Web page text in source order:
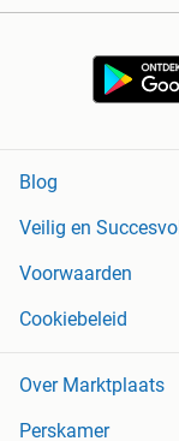
Blog
Veilig en Succesvol
Voorwaarden
Cookiebeleid
Over Marktplaats
Perskamer